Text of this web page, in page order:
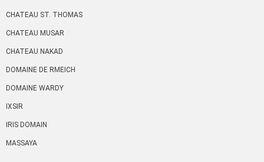
CHATEAU ST. THOMAS
CHATEAU MUSAR
CHATEAU NAKAD
DOMAINE DE RMEICH
DOMAINE WARDY
IXSIR
IRIS DOMAIN
MASSAYA